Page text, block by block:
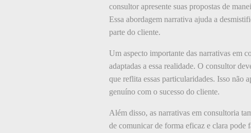
consultor apresente suas propostas de
Essa abordagem narrativa ajuda a
parte do cliente.
Um aspecto importante das narrativas em
adaptadas a essa realidade. O consultor
que reflita essas particularidades. Isso não
genuíno com o sucesso do cliente.
Além disso, as narrativas em consultoria
de comunicar de forma eficaz e clara pode